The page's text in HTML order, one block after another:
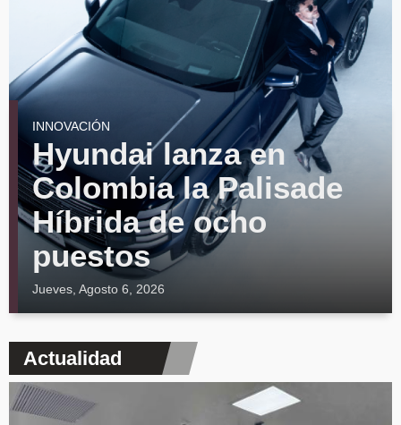
INNOVACIÓN
Hyundai lanza en
Colombia la Palisade
Híbrida de ocho
puestos
Jueves, Agosto 6, 2026
Actualidad